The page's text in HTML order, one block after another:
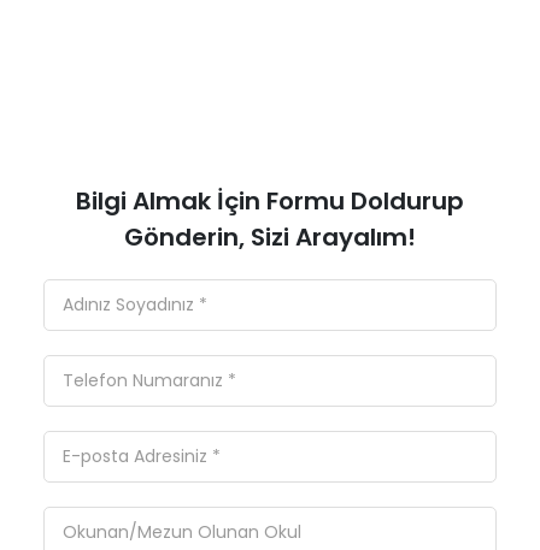
Bilgi Almak İçin Formu Doldurup
Gönderin, Sizi Arayalım!